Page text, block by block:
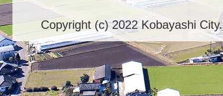
Copyright (c) 2022 Kobayashi